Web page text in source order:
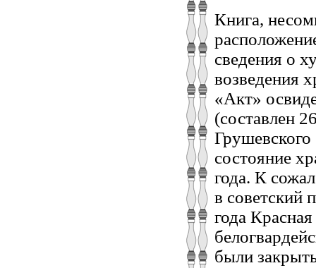
Книга,
сведения о
возведения
«Акт»
(составлен
Грушевского
состояние
года. К
в советский
года
были